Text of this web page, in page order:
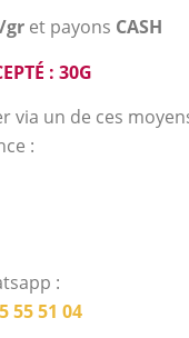
gr et payons CASH
: 30G
via un de ces
:
:
55 51 04